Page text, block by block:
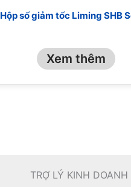
Hộp số giảm tốc Liming SHB
Xem thêm
TRỢ LÝ KINH DOANH